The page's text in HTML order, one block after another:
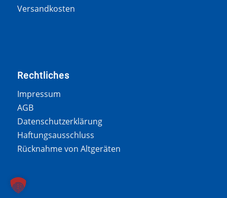
Versandkosten
Rechtliches
Impressum
AGB
Datenschutzerklärung
Haftungsausschluss
Rücknahme von Altgeräten